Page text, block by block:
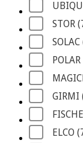
STOR
SOLAC
POLAR
GIRMI
ELCO